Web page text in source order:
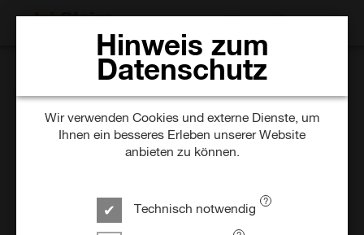
Hessen/ Rheinland-Pfalz/ Saar
Sachbearbeiter (m/w/d)
Helferbetreuung und
vor 13 Tagen
Hinweis zum
Datenschutz
Wir verwenden Cookies und externe Dienste, um
Ihnen ein besseres Erleben unserer Website
anbieten zu können.
Technisch notwendig